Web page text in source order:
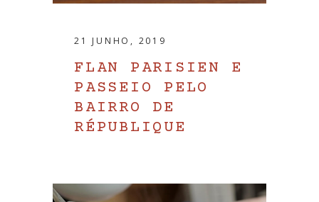
21 JUNHO, 2019
FLAN PARISIEN E
PASSEIO PELO
BAIRRO DE
RÉPUBLIQUE